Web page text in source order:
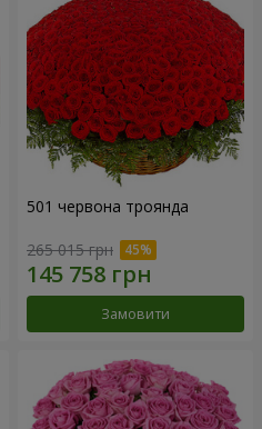
501 червона троянда
265 015 грн
Замовити